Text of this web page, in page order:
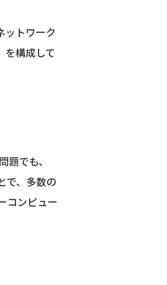
ットワーク
を構成して
でも、
で、多数の
コンピュー